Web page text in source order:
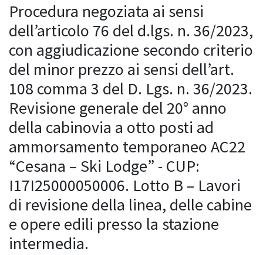
Procedura negoziata ai sensi
dell’articolo 76 del d.lgs. n. 36/2023,
con aggiudicazione secondo criterio
del minor prezzo ai sensi dell’art.
108 comma 3 del D. Lgs. n. 36/2023.
Revisione generale del 20° anno
della cabinovia a otto posti ad
ammorsamento temporaneo AC22
“Cesana – Ski Lodge” - CUP:
I17I25000050006. Lotto B – Lavori
di revisione della linea, delle cabine
e opere edili presso la stazione
intermedia.